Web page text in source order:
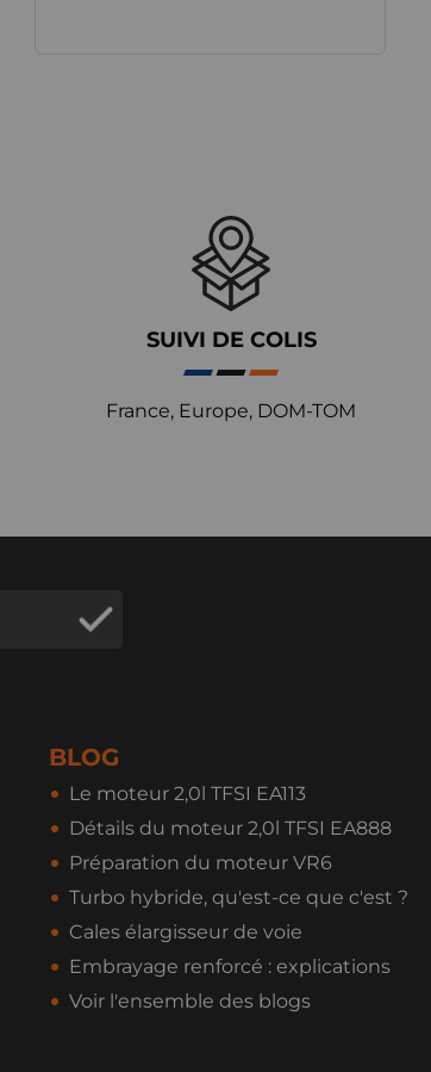
SUIVI DE COLIS
France, Europe, DOM-TOM
BLOG
Le moteur 2,0l TFSI EA113
Détails du moteur 2,0l TFSI EA888
Préparation du moteur VR6
Turbo hybride, qu'est-ce que c'est ?
Cales élargisseur de voie
Embrayage renforcé : explications
Voir l'ensemble des blogs